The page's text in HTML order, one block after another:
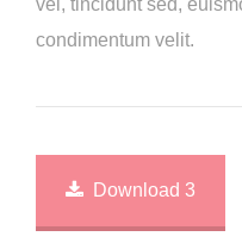
vel, tincidunt sed,
condimentum velit.
Download 3